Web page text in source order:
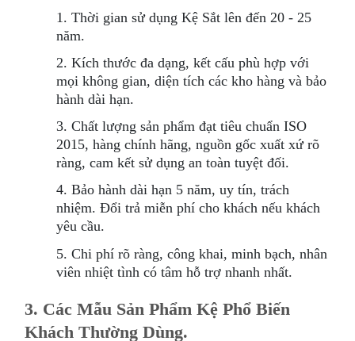
1. Thời gian sử dụng Kệ Sắt lên đến 20 - 25
năm.
2. Kích thước đa dạng, kết cấu phù hợp với
mọi không gian, diện tích các kho hàng và bảo
hành dài hạn.
3. Chất lượng sản phẩm đạt tiêu chuẩn ISO
2015, hàng chính hãng, nguồn gốc xuất xứ rõ
ràng, cam kết sử dụng an toàn tuyệt đối.
4. Bảo hành dài hạn 5 năm, uy tín, trách
nhiệm. Đổi trả miễn phí cho khách nếu khách
yêu cầu.
5. Chi phí rõ ràng, công khai, minh bạch, nhân
viên nhiệt tình có tâm hỗ trợ nhanh nhất.
3. Các Mẫu Sản Phẩm Kệ Phổ Biến
Khách Thường Dùng.